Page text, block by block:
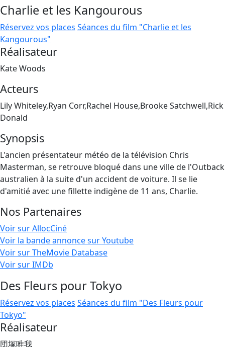
Charlie et les Kangourous
Réservez vos places Séances du film "Charlie et les
Kangourous"
Réalisateur
Kate Woods
Acteurs
Lily Whiteley,Ryan Corr,Rachel House,Brooke Satchwell,Rick
Donald
Synopsis
L'ancien présentateur météo de la télévision Chris
Masterman, se retrouve bloqué dans une ville de l'Outback
australien à la suite d'un accident de voiture. Il se lie
d'amitié avec une fillette indigène de 11 ans, Charlie.
Nos Partenaires
Voir sur AllocCiné
Voir la bande annonce sur Youtube
Voir sur TheMovie Database
Voir sur IMDb
Des Fleurs pour Tokyo
Réservez vos places Séances du film "Des Fleurs pour
Tokyo"
Réalisateur
団塚唯我